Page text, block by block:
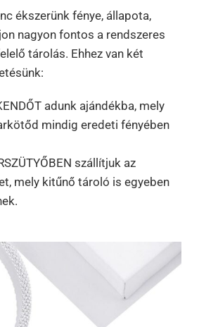
ékszerünk fénye, állapota,
nagyon fontos a rendszeres
tárolás. Ehhez van két
adunk ajándékba, mely
mindig eredeti fényében
szállítjuk az
mely kitűnő tároló is egyeben